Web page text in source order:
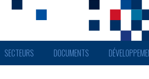
SECTEURS DOCUMENTS